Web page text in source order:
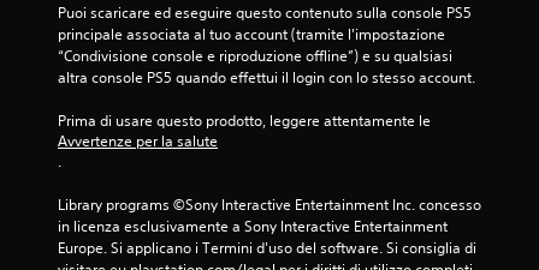
Puoi scaricare ed eseguire questo contenuto sulla console PS5
principale associata al tuo account (tramite l'impostazione
“Condivisione console e riproduzione offline”) e su qualsiasi
altra console PS5 quando effettui il login con lo stesso account.
Prima di usare questo prodotto, leggere attentamente le
Avvertenze per la salute
.
Library programs ©Sony Interactive Entertainment Inc. concesso
in licenza esclusivamente a Sony Interactive Entertainment
Europe. Si applicano i Termini d'uso del software. Si consiglia di